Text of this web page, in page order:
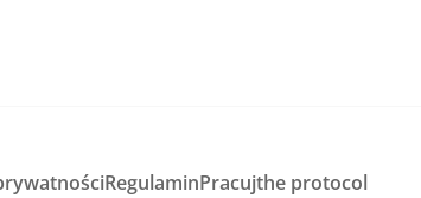
RegulaminPracujthe protocol